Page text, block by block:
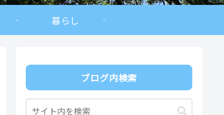
暮らし
ブログ内検索